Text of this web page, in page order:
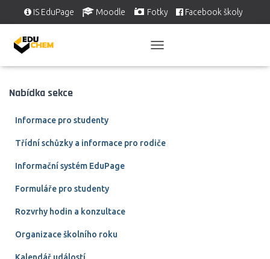
IS EduPage Moodle Fotky Facebook školy
Ř
N
Nabídka sekce
Informace pro studenty
Třídní schůzky a informace pro rodiče
Informační systém EduPage
Formuláře pro studenty
Rozvrhy hodin a konzultace
Organizace školního roku